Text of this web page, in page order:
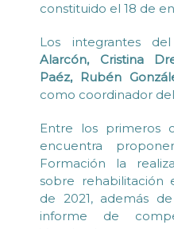
constituido el 18 de
Los integrantes
Alarcón, Cristina
Paéz, Rubén
como coordinador
Entre los primeros
encuentra
Formación la
sobre rehabilitación
de 2021, además
informe de